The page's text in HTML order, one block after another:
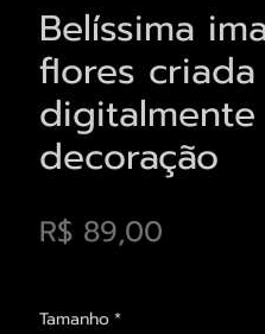
Belíssima
flores criada
decoração
R$ 89,00
Tamanho*